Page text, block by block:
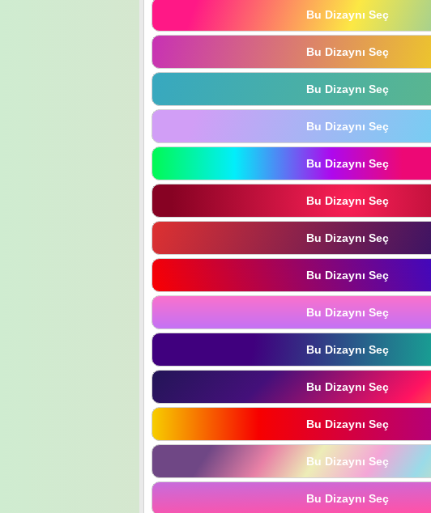
Bu Dizaynı Seç
Bu Dizaynı Seç
Bu Dizaynı Seç
Bu Dizaynı Seç
Bu Dizaynı Seç
Bu Dizaynı Seç
Bu Dizaynı Seç
Bu Dizaynı Seç
Bu Dizaynı Seç
Bu Dizaynı Seç
Bu Dizaynı Seç
Bu Dizaynı Seç
Bu Dizaynı Seç
Bu Dizaynı Seç